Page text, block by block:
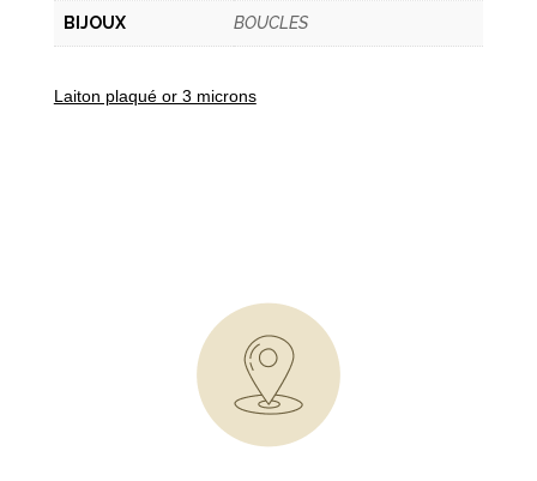
BIJOUX BOUCLES
Laiton plaqué or 3 microns